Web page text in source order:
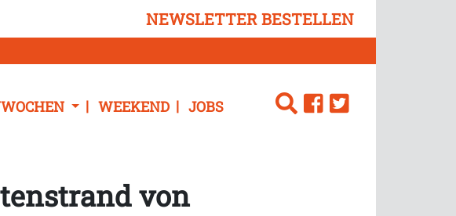
NEWSLETTER BESTELLEN
WEEKEND JOBS
von